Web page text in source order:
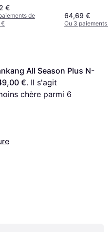
€
de
64,69 €
Ou 3 paiements
All Season Plus N-
€. Il s'agit
chère parmi 6